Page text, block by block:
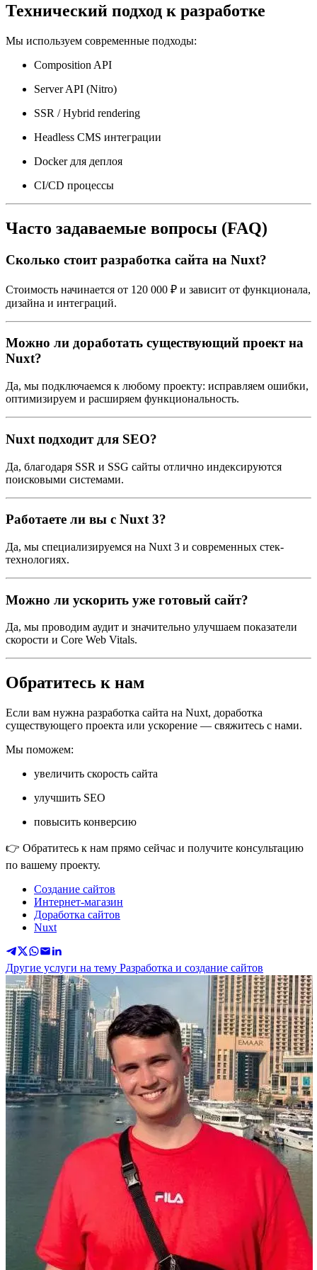
Технический подход к разработке
Мы используем современные подходы:
Composition API
Server API (Nitro)
SSR / Hybrid rendering
Headless CMS интеграции
Docker для деплоя
CI/CD процессы
Часто задаваемые вопросы (FAQ)
Сколько стоит разработка сайта на Nuxt?
Стоимость начинается от 120 000 ₽ и зависит от функционала,
дизайна и интеграций.
Можно ли доработать существующий проект на
Nuxt?
Да, мы подключаемся к любому проекту: исправляем ошибки,
оптимизируем и расширяем функциональность.
Nuxt подходит для SEO?
Да, благодаря SSR и SSG сайты отлично индексируются
поисковыми системами.
Работаете ли вы с Nuxt 3?
Да, мы специализируемся на Nuxt 3 и современных стек-
технологиях.
Можно ли ускорить уже готовый сайт?
Да, мы проводим аудит и значительно улучшаем показатели
скорости и Core Web Vitals.
Обратитесь к нам
Если вам нужна разработка сайта на Nuxt, доработка
существующего проекта или ускорение — свяжитесь с нами.
Мы поможем:
увеличить скорость сайта
улучшить SEO
повысить конверсию
👉 Обратитесь к нам прямо сейчас и получите консультацию
по вашему проекту.
Создание сайтов
Интернет-магазин
Доработка сайтов
Nuxt
Другие услуги на тему Разработка и создание сайтов